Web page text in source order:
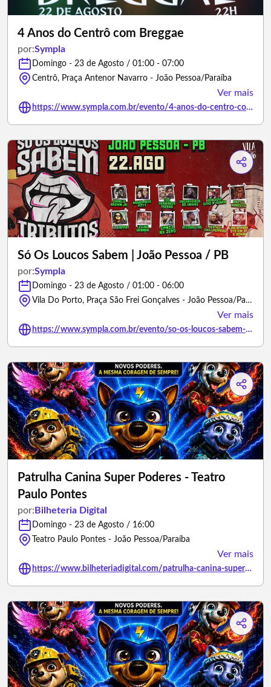
4 Anos do Centrô com Breggae
por:Sympla
Domingo - 23 de Agosto / 01:00 - 07:00
Centrô, Praça Antenor Navarro - João Pessoa/Paraíba
Ver mais
https://www.sympla.com.br/evento/4-anos-do-centro-com-breggae/3493293
Só Os Loucos Sabem | João Pessoa / PB
por:Sympla
Domingo - 23 de Agosto / 01:00 - 06:00
Vila Do Porto, Praça São Frei Gonçalves - João Pessoa/Paraíba
Ver mais
https://www.sympla.com.br/evento/so-os-loucos-sabem-joao-pessoa-pb/3491890
Patrulha Canina Super Poderes - Teatro
Paulo Pontes
por: Bilheteria Digital
Domingo - 23 de Agosto / 16:00
Teatro Paulo Pontes - João Pessoa/Paraíba
Ver mais
https://www.bilheteriadigital.com/patrulha-canina-super-poderes-teatro-paulo-pontes-23-de-agosto